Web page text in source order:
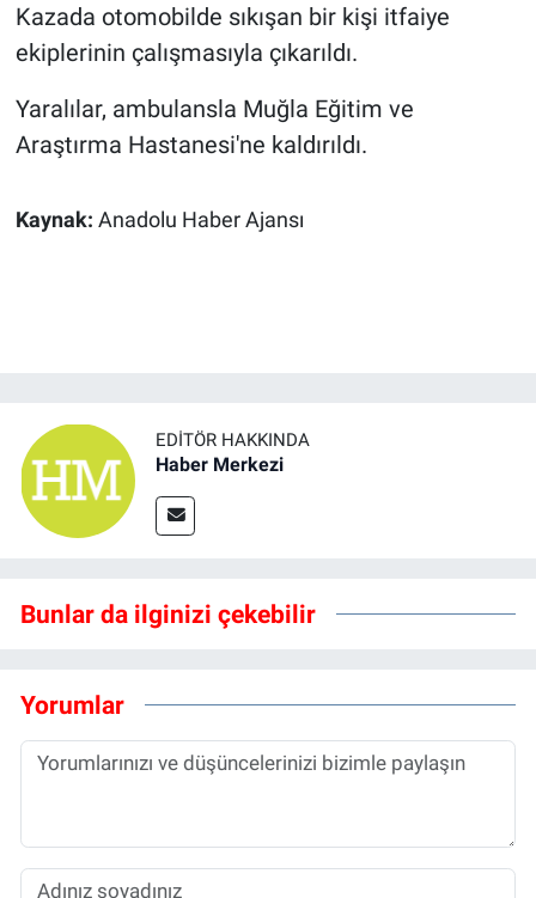
Kazada otomobilde sıkışan bir kişi itfaiye
ekiplerinin çalışmasıyla çıkarıldı.
Yaralılar, ambulansla Muğla Eğitim ve
Araştırma Hastanesi'ne kaldırıldı.
Kaynak: Anadolu Haber Ajansı
EDITÖR HAKKINDA
Haber Merkezi
Bunlar da ilginizi çekebilir
Yorumlar